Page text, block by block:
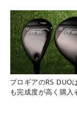
プロギアのRS DUO
も完成度が高く購入